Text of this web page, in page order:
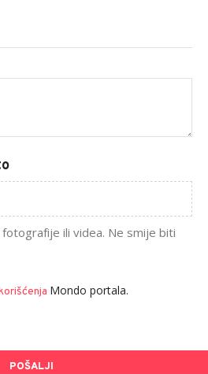
ili videa. Ne smije biti
Mondo portala.
POŠALJI